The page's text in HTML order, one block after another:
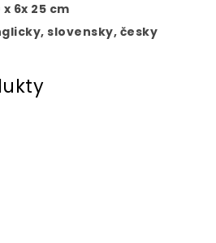
x 6x 25 cm
slovensky, česky